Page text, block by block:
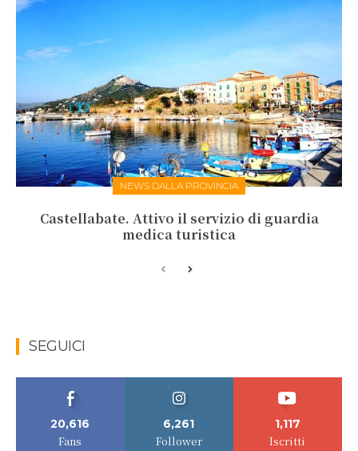
NEWS DALLA PROVINCIA
Castellabate. Attivo il servizio di guardia
medica turistica
SEGUICI
20,616
Fans
6,261
Follower
1,117
Iscritti